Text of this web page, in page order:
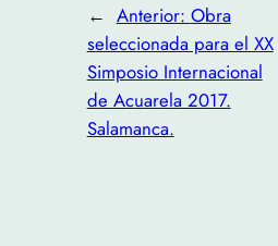
← Anterior: Obra
seleccionada para el XX
Simposio Internacional
de Acuarela 2017.
Salamanca.